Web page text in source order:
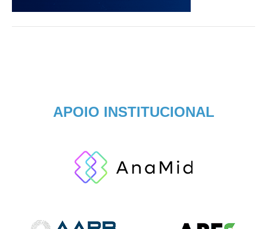
APOIO INSTITUCIONAL